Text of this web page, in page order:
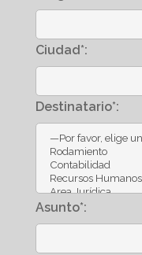
Ciudad*:
Destinatario*:
Asunto*: